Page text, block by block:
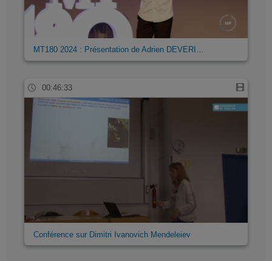
MT180 2024 : Présentation de Adrien DEVERI…
00:46:33
Conférence sur Dimitri Ivanovich Mendeleiev